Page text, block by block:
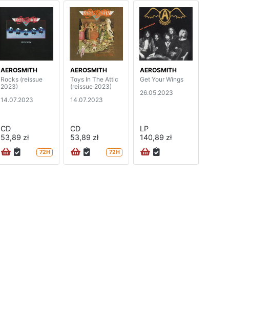
AEROSMITH
Rocks (reissue
2023)
14.07.2023
CD
53,89 zł
72H
AEROSMITH
Toys In The Attic
(reissue 2023)
14.07.2023
CD
53,89 zł
72H
AEROSMITH
Get Your Wings
26.05.2023
LP
140,89 zł